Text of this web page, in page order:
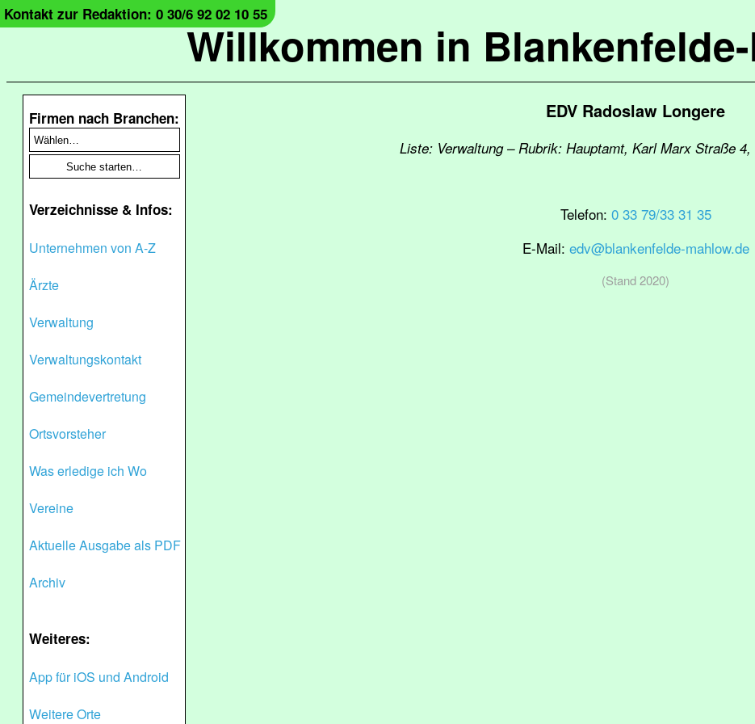
Willkommen in
Kontakt zur Redaktion: 0 30/6 92 02 10 55
Firmen nach Branchen:
Verzeichnisse & Infos:
Unternehmen von A-Z
Ärzte
Verwaltung
Verwaltungskontakt
Gemeindevertretung
Ortsvorsteher
Was erledige ich Wo
Vereine
Aktuelle Ausgabe als PDF
Archiv
Weiteres:
App für iOS und Android
Weitere Orte
EDV Radoslaw Longere
Liste: Verwaltung – Rubrik: Hauptamt, Karl Marx Straße 4,
Telefon: 0 33 79/33 31 35
E-Mail: edv@blankenfelde-mahlow.de
(Stand 2020)